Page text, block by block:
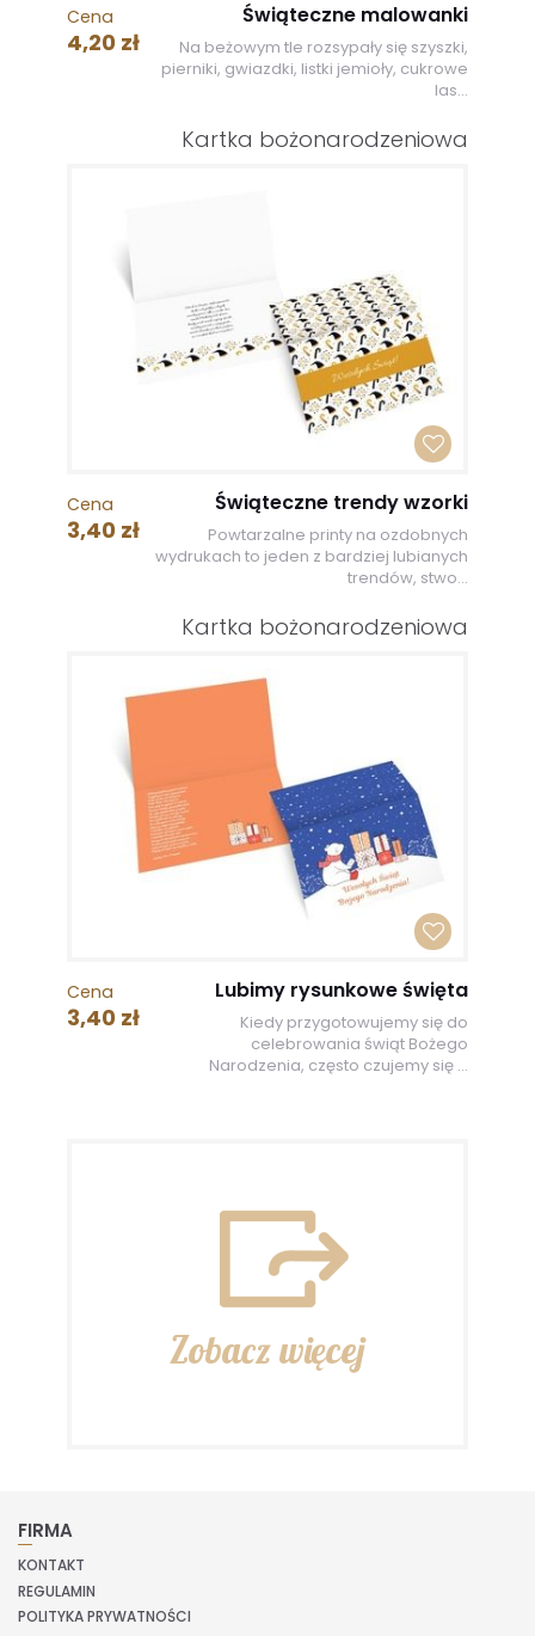
Cena
4,20 zł
Świąteczne malowanki
Na beżowym tle rozsypały się szyszki,
pierniki, gwiazdki, listki jemioły, cukrowe
las...
Kartka bożonarodzeniowa
Cena
3,40 zł
Świąteczne trendy wzorki
Powtarzalne printy na ozdobnych
wydrukach to jeden z bardziej lubianych
trendów, stwo...
Kartka bożonarodzeniowa
Cena
3,40 zł
Lubimy rysunkowe święta
Kiedy przygotowujemy się do
celebrowania świąt Bożego
Narodzenia, często czujemy się ...
Zobacz więcej
FIRMA
KONTAKT
REGULAMIN
POLITYKA PRYWATNOŚCI